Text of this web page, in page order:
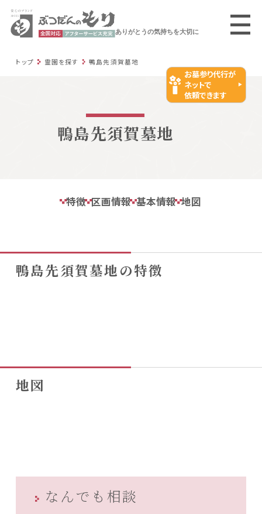
ありがとうの気持ちを大切に
トップ 霊園を探す 鴨島先須賀墓地
お墓参り代行が
ネットで
依頼できます
鴨島先須賀墓地
特徴 区画情報 基本情報 地図
鴨島先須賀墓地の特徴
地図
なんでも相談